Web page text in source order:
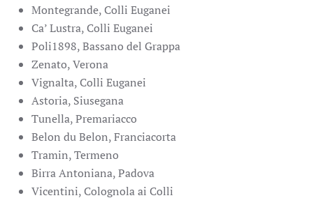
Montegrande, Colli Euganei
Ca’ Lustra, Colli Euganei
Poli1898, Bassano del Grappa
Zenato, Verona
Vignalta, Colli Euganei
Astoria, Siusegana
Tunella, Premariacco
Belon du Belon, Franciacorta
Tramin, Termeno
Birra Antoniana, Padova
Vicentini, Colognola ai Colli